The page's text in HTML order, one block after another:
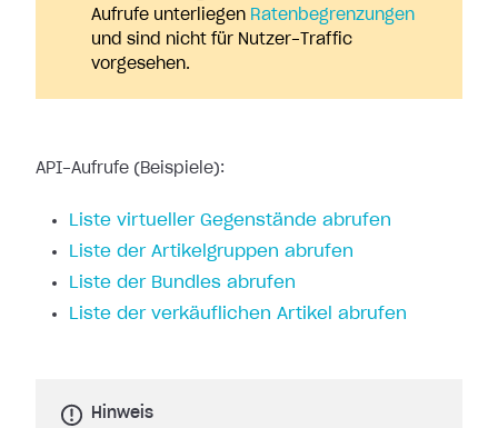
Aufrufe unterliegen Ratenbegrenzungen
und sind nicht für Nutzer-Traffic
vorgesehen.
API-Aufrufe (Beispiele):
Liste virtueller Gegenstände abrufen
Liste der Artikelgruppen abrufen
Liste der Bundles abrufen
Liste der verkäuflichen Artikel abrufen
Hinweis